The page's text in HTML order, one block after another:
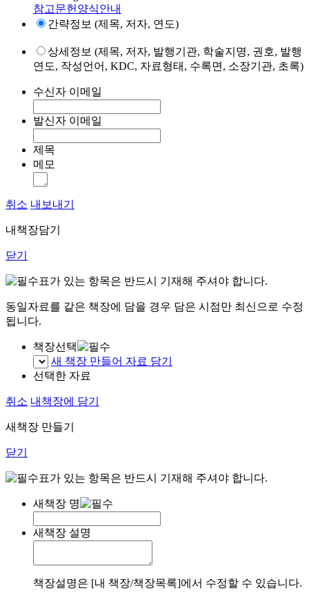
참고문헌양식안내
간략정보 (제목, 저자, 연도)
상세정보 (제목, 저자, 발행기관, 학술지명, 권호, 발행
연도, 작성언어, KDC, 자료형태, 수록면, 소장기관, 초록)
수신자 이메일
발신자 이메일
제목
메모
취소 내보내기
내책장담기
닫기
표가 있는 항목은 반드시 기재해 주셔야 합니다.
동일자료를 같은 책장에 담을 경우 담은 시점만 최신으로 수정
됩니다.
책장선택
새 책장 만들어 자료 담기
선택한 자료
취소 내책장에 담기
새책장 만들기
닫기
표가 있는 항목은 반드시 기재해 주셔야 합니다.
새책장 명
새책장 설명
책장설명은 [내 책장/책장목록]에서 수정할 수 있습니다.